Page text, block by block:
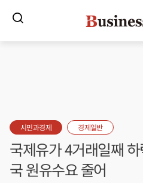
시민과경제 경제일반
국제유가 4거래일째
국 원유수요 줄어